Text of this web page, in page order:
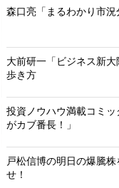
森口亮「まるわかり市況
大前研一「ビジネス新大
歩き方
投資ノウハウ満載コミッ
がカブ番長！」
戸松信博の明日の爆騰株
せ！